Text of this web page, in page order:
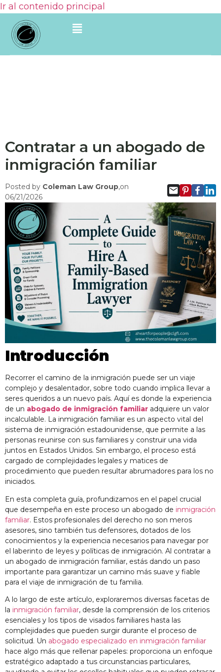
Ir al contenido principal
Contratar a un abogado de
inmigración familiar
Posted by Coleman Law Group,on
06/21/2026
Introducción
Recorrer el camino de la inmigración puede ser un viaje
complejo y desalentador, sobre todo cuando implica llevar a
seres queridos a un nuevo país. Aquí es donde la experiencia
de un abogado de inmigración familiar adquiere un valor
incalculable. La inmigración familiar es un aspecto vital del
sistema de inmigración estadounidense, que permite a las
personas reunirse con sus familiares y construir una vida
juntos en Estados Unidos. Sin embargo, el proceso está
cargado de complejidades legales y matices de
procedimiento que pueden resultar abrumadores para los no
iniciados.
En esta completa guía, profundizamos en el papel crucial
que desempeña en este proceso un abogado de inmigración
familiar. Estos profesionales del derecho no son meros
asesores, sino también tus defensores, dotados de los
conocimientos y la experiencia necesarios para navegar por
el laberinto de leyes y políticas de inmigración. Al contratar a
un abogado de inmigración familiar, estás dando un paso
importante para garantizar un camino más suave y fiable
para el viaje de inmigración de tu familia.
A lo largo de este artículo, exploraremos diversas facetas de
la inmigración familiar, desde la comprensión de los criterios
esenciales y los tipos de visados familiares hasta las
complejidades que pueden surgir durante el proceso de
solicitud. Un abogado especializado en inmigración familiar
hace algo más que rellenar papeles: proporciona un enfoque
estratégico adaptado a tus circunstancias particulares,